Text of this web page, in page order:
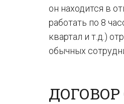
он находится в
работать по 8
квартал и т.д.)
обычных